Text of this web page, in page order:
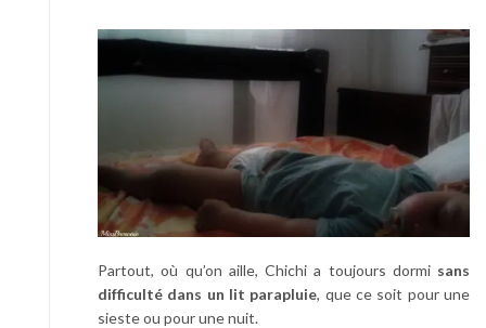
Partout, où qu’on aille, Chichi a toujours dormisans
difficulté dans un lit parapluie, que ce soit pour une
sieste ou pour une nuit.